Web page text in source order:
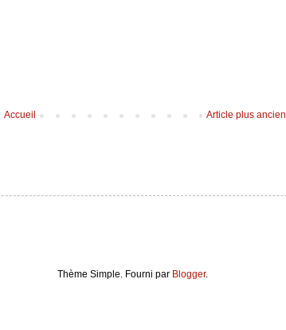
Article plus ancien
Accueil
Thème Simple. Fourni par Blogger.